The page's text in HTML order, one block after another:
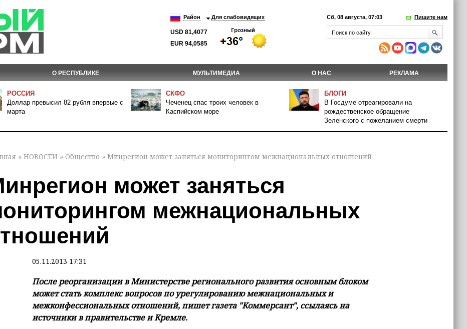
Район Для слабовидящих
USD 81,4077
EUR 94,0585
Сб, 08 августа, 07:03 Пишите нам
О РЕСПУБЛИКЕ МУЛЬТИМЕДИА О НАС РЕКЛАМА
РОССИЯ
Доллар превысил 82 рубля впервые с
марта
СКФО
Чеченец спас троих человек в
Каспийском море
БЛОГИ
В Госдуме отреагировали на
рождественское обращение
Зеленского с пожеланием смерти
» НОВОСТИ » Общество » Минрегион может заняться мониторингом межнациональных отношений
может заняться
межнациональных
05.11.2013 17:31
После реорганизации в Министерстве регионального развития основным блоком
может стать комплекс вопросов по урегулированию межнациональных и
межконфессиональных отношений, пишет газета "Коммерсант", ссылаясь на
источники в правительстве и Кремле.